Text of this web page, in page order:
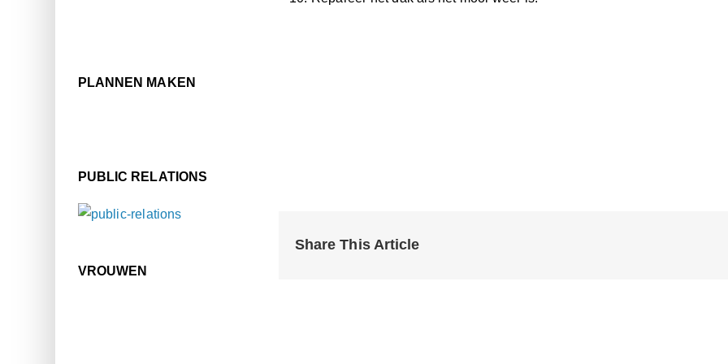
Share This Article
PLANNEN MAKEN
PUBLIC RELATIONS
VROUWEN